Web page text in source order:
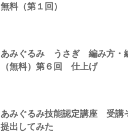
無料（第１回）
あみぐるみ うさぎ 編み方・
（無料）第６回 仕上げ
あみぐるみ技能認定講座 受講
提出してみた